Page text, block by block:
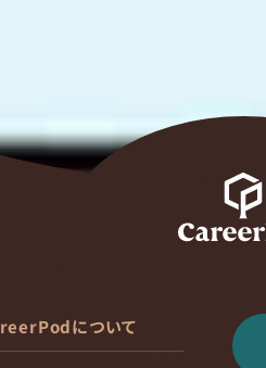
について